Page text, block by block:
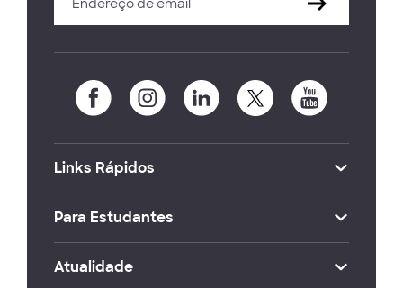
Links Rápidos
Para Estudantes
Atualidade